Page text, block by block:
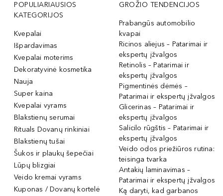
POPULIARIAUSIOS
KATEGORIJOS
Kvepalai
Išpardavimas
Kvepalai moterims
Dekoratyvinė kosmetika
Nauja
Super kaina
Kvepalai vyrams
Blakstienų serumai
Rituals Dovanų rinkiniai
Blakstienų tušai
Šukos ir plaukų šepečiai
Lūpų blizgiai
Veido kremai vyrams
Kuponas / Dovanų kortelė
GROŽIO TENDENCIJOS
Prabangūs automobilio
kvapai
Ricinos aliejus – Patarimai ir
ekspertų įžvalgos
Retinolis – Patarimai ir
ekspertų įžvalgos
Pigmentinės dėmės –
Patarimai ir ekspertų įžvalgos
Glicerinas – Patarimai ir
ekspertų įžvalgos
Salicilo rūgštis – Patarimai ir
ekspertų įžvalgos
Veido odos priežiūros rutina:
teisinga tvarka
Antakių laminavimas –
Patarimai ir ekspertų įžvalgos
Ką daryti, kad garbanos